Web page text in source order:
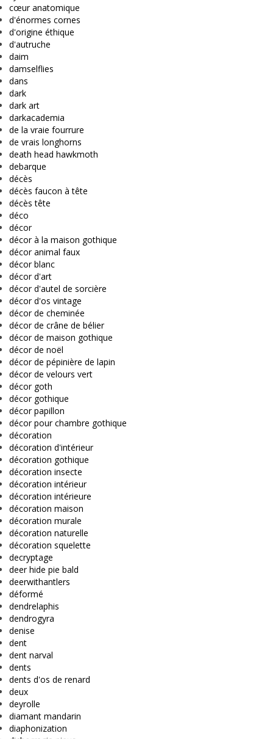
cœur anatomique
d'énormes cornes
d'origine éthique
d'autruche
daim
damselflies
dans
dark
dark art
darkacademia
de la vraie fourrure
de vrais longhorns
death head hawkmoth
debarque
décès
décès faucon à tête
décès tête
déco
décor
décor à la maison gothique
décor animal faux
décor blanc
décor d'art
décor d'autel de sorcière
décor d'os vintage
décor de cheminée
décor de crâne de bélier
décor de maison gothique
décor de noël
décor de pépinière de lapin
décor de velours vert
décor goth
décor gothique
décor papillon
décor pour chambre gothique
décoration
décoration d'intérieur
décoration gothique
décoration insecte
décoration intérieur
décoration intérieure
décoration maison
décoration murale
décoration naturelle
décoration squelette
decryptage
deer hide pie bald
deerwithantlers
déformé
dendrelaphis
dendrogyra
denise
dent
dent narval
dents
dents d'os de renard
deux
deyrolle
diamant mandarin
diaphonization